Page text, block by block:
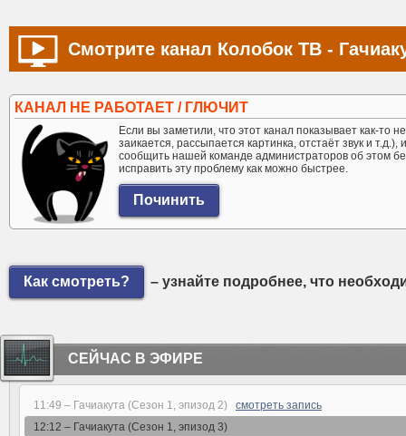
Смотрите канал Колобок ТВ -
КАНАЛ НЕ РАБОТАЕТ / ГЛЮЧИТ
Если вы заметили, что этот канал показывает как-то
заикается, рассыпается картинка, отстаёт звук и
сообщить нашей команде администраторов об этом
исправить эту проблему как можно быстрее.
Как смотреть? – узнайте подробнее, что
СЕЙЧАС В ЭФИРЕ
11:49 – Гачиакута (Сезон 1, эпизод 2) смотреть запись
12:12 – Гачиакута (Сезон 1, эпизод 3)